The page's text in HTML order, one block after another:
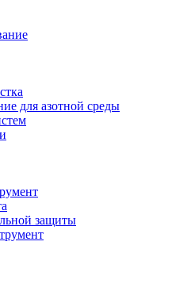
для азотной среды
защиты